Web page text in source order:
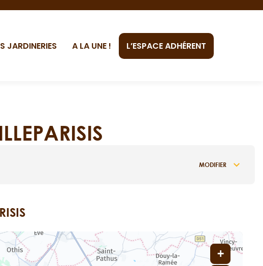
JARDINERIES A LA UNE ! L’ESPACE ADHÉRENT
MODIFIER
+